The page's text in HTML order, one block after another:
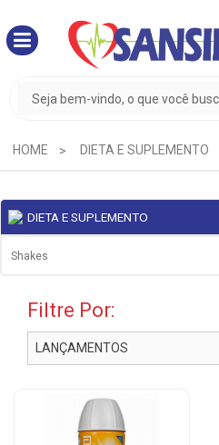
HOME DIETA E SUPLEMENTO
DIETA E SUPLEMENTO
Shakes
Filtre Por: